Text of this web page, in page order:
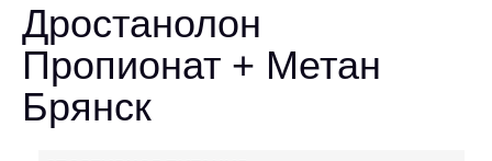
Дростанолон
Пропионат + Метан
Брянск